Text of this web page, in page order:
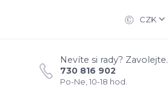
CZK
Nevíte si rady? Zavolejte.
730 816 902
Po-Ne, 10-18 hod.